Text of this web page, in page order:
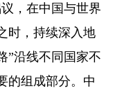
，在中国与世界
时，持续深入地
”沿线不同国家不
的组成部分。中